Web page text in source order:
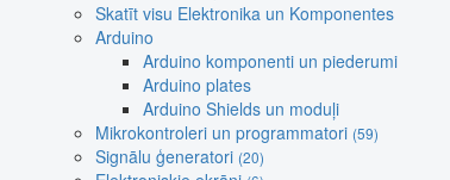
Skatīt visu Elektronika un Komponentes
Arduino
Arduino komponenti un piederumi
Arduino plates
Arduino Shields un moduļi
Mikrokontroleri un programmatori (59)
Signālu ģeneratori (20)